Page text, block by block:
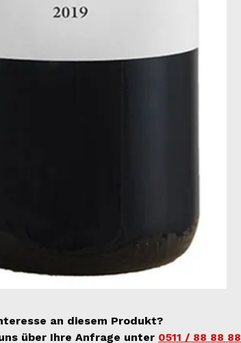
an diesem Produkt?
über Ihre Anfrage unter 0511 / 88 88 88